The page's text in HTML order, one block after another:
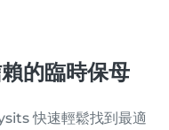
的臨時保母
快速輕鬆找到最適